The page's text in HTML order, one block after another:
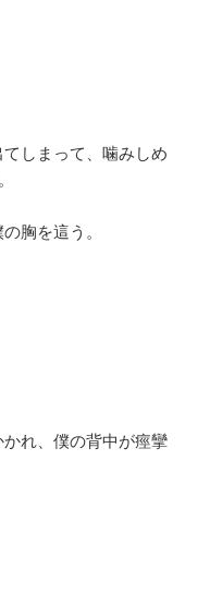
しまって、噛みしめ
胸を這う。
れ、僕の背中が痙攣